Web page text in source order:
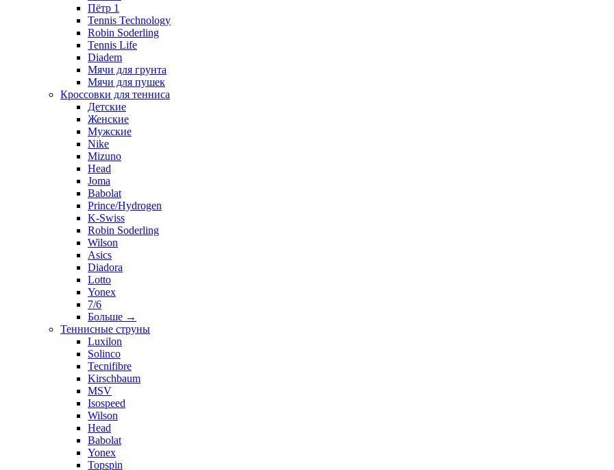
Пётр 1
Tennis Technology
Robin Soderling
Tennis Life
Diadem
Мячи для грунта
Мячи для пушек
Кроссовки для тенниса
Детские
Женские
Мужские
Nike
Mizuno
Head
Joma
Babolat
Prince/Hydrogen
K-Swiss
Robin Soderling
Wilson
Asics
Diadora
Lotto
Yonex
7/6
Больше →
Теннисные струны
Luxilon
Solinco
Tecnifibre
Kirschbaum
MSV
Isospeed
Wilson
Head
Babolat
Yonex
Topspin